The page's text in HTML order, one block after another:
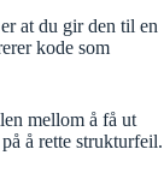
at du gir den til en
kode som
mellom å få ut
å rette strukturfeil.